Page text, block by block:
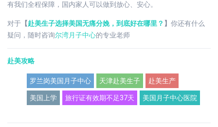
有我们全程保障，国内家人可以做到放心、安心。
对于 【赴美生子选择美国无痛分娩，到底好在哪里？ 】 你还有什么
疑问，随时咨询尔湾月子中心的专业老师
赴美攻略
罗兰岗美国月子中心 天津赴美生子 赴美生产
美国上学 旅行证有效期不足37天 美国月子中心医院